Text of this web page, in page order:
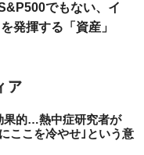
でもない、イ
発揮する「資産」
果的…熱中症研究者が
ここを冷やせ｣という意